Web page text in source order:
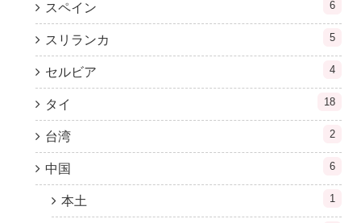
スペイン 6
スリランカ 5
セルビア 4
タイ 18
台湾 2
中国 6
本土 1